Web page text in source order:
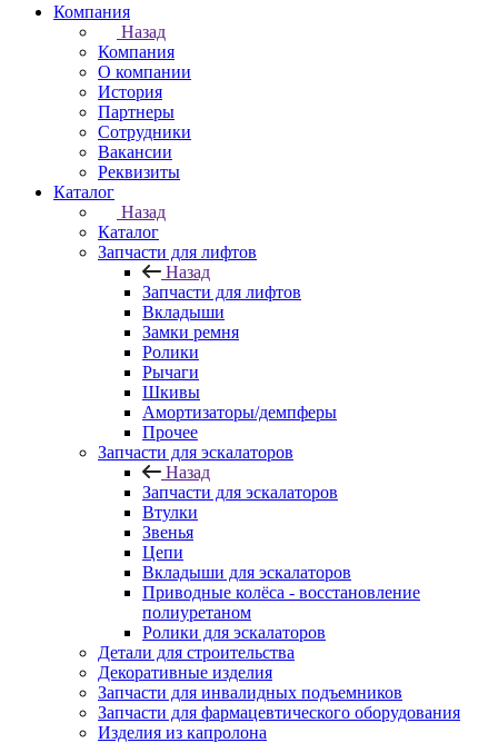
Компания
Назад
Компания
О компании
История
Партнеры
Сотрудники
Вакансии
Реквизиты
Каталог
Назад
Каталог
Запчасти для лифтов
Назад
Запчасти для лифтов
Вкладыши
Замки ремня
Ролики
Рычаги
Шкивы
Амортизаторы/демпферы
Прочее
Запчасти для эскалаторов
Назад
Запчасти для эскалаторов
Втулки
Звенья
Цепи
Вкладыши для эскалаторов
Приводные колёса - восстановление
полиуретаном
Ролики для эскалаторов
Детали для строительства
Декоративные изделия
Запчасти для инвалидных подъемников
Запчасти для фармацевтического оборудования
Изделия из капролона